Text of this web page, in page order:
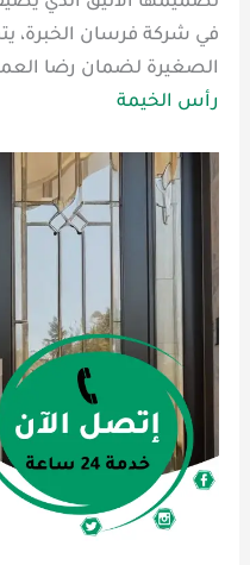
في شركة فرسان الخبرة،
الصغيرة لضمان رضا
رأس الخيمة